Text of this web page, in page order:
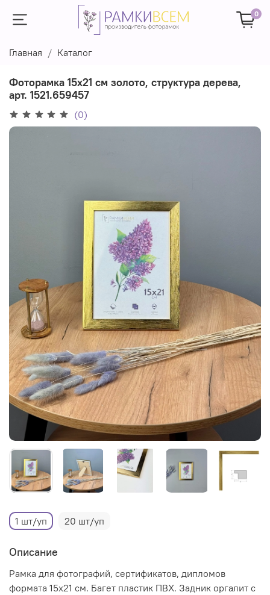
0
Главная Каталог
Фоторамка 15х21 см золото, структура дерева,
арт. 1521.659457
(0)
1 шт/уп 20 шт/уп
Описание
Рамка для фотографий, сертификатов, дипломов
формата 15х21 см. Багет пластик ПВХ. Задник оргалит с